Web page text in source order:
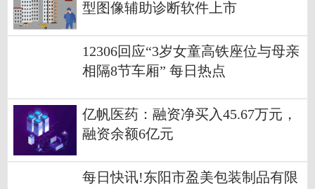
型图像辅助诊断软件上市
12306回应“3岁女童高铁座位与母亲
相隔8节车厢” 每日热点
亿帆医药：融资净买入45.67万元，
融资余额6亿元
每日快讯!东阳市盈美包装制品有限